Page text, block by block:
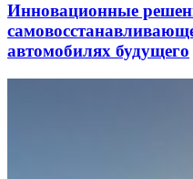
Инновационные
автомобилях будущего